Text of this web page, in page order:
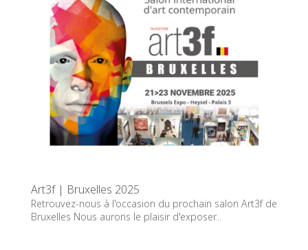
Art3f | Bruxelles 2025
Retrouvez-nous à l'occasion du prochain salon Art3f de
Bruxelles Nous aurons le plaisir d'exposer...